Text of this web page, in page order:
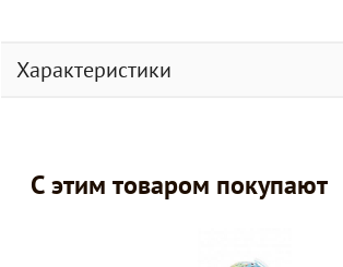
Характеристики
С этим товаром покупают